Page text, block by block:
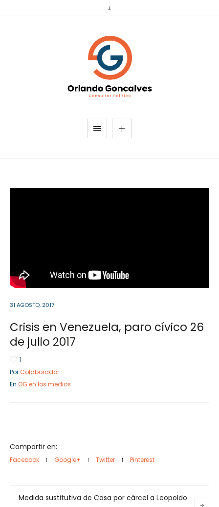
Sector Público
Servicios
31 AGOSTO, 2017
Crisis en Venezuela, paro cívico 26
de julio 2017
1
Por Colaborador
En OG en los medios
Compartir en:
Facebook Google+ Twitter Pinterest
Medida sustitutiva de Casa por cárcel a Leopoldo